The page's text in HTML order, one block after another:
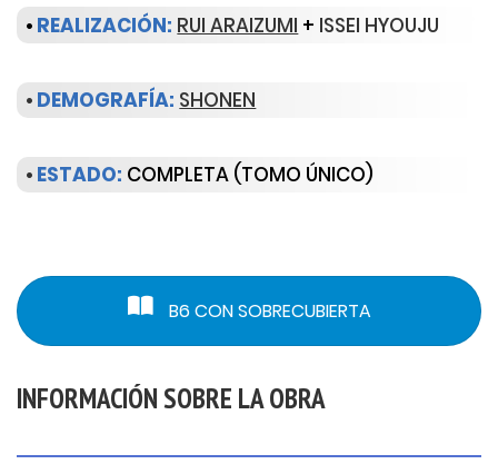
• REALIZACIÓN: RUI ARAIZUMI + ISSEI HYOUJU
• DEMOGRAFÍA: SHONEN
• ESTADO: COMPLETA (TOMO ÚNICO)
B6 CON SOBRECUBIERTA
INFORMACIÓN SOBRE LA OBRA